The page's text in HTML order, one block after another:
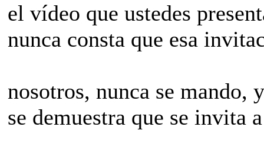
el vídeo que ustedes
nunca consta que esa
nosotros, nunca se
se demuestra que se invita